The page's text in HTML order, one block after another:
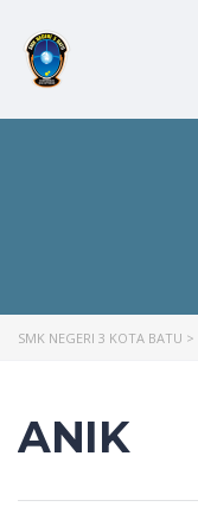
SMK NEGERI 3 KOTA BATU >
ANIK